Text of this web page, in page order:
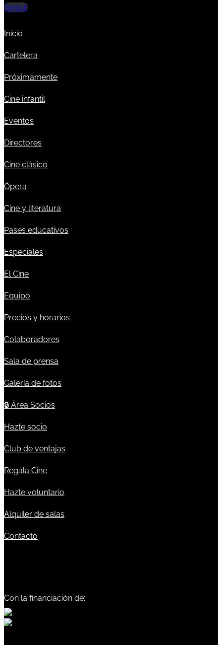
Seguir
Inicio
Cartelera
Próximamente
Cine infantil
Eventos
Directores
Cine clásico
Ópera
Cine y literatura
Pases educativos
Especiales
El Cine
Equipo
Precios y horarios
Colaboradores
Sala de prensa
Galería de fotos
🔒 Área Socios
Hazte socio
Club de ventajas
Regala Cine
Hazte voluntario
Alquiler de salas
Contacto
Con la financiación de: